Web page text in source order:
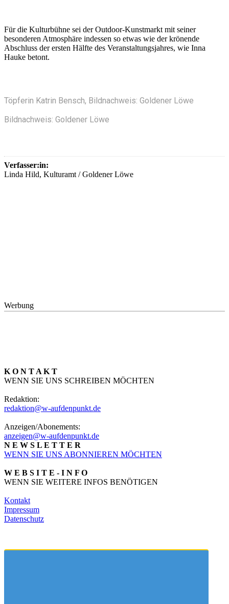
Für die Kulturbühne sei der Outdoor-Kunstmarkt mit seiner
besonderen Atmosphäre indessen so etwas wie der krönende
Abschluss der ersten Hälfte des Veranstaltungsjahres, wie Inna
Hauke betont.
Töpferin Katrin Bensch, Bildnachweis: Goldener Löwe
Bildnachweis: Goldener Löwe
Verfasser:in:
Linda Hild, Kulturamt / Goldener Löwe
Werbung
K O N T A K T
WENN SIE UNS SCHREIBEN MÖCHTEN
Redaktion:
redaktion@w-aufdenpunkt.de
Anzeigen/Abonements:
anzeigen@w-aufdenpunkt.de
N E W S L E T T E R
WENN SIE UNS ABONNIEREN MÖCHTEN
W E B S I T E - I N F O
WENN SIE WEITERE INFOS BENÖTIGEN
Kontakt
Impressum
Datenschutz